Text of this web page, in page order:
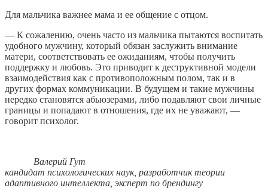
Для мальчика важнее мама и ее общение с отцом.
— К сожалению, очень часто из мальчика пытаются воспитать
удобного мужчину, который обязан заслужить внимание
матери, соответствовать ее ожиданиям, чтобы получить
поддержку и любовь. Это приводит к деструктивной модели
взаимодействия как с противоположным полом, так и в
других формах коммуникации. В будущем и такие мужчины
нередко становятся абьюзерами, либо подавляют свои личные
границы и попадают в отношения, где их не уважают, —
говорит психолог.
Валерий Гут
кандидат психологических наук, разработчик теории
адаптивного интеллекта, эксперт по брендингу